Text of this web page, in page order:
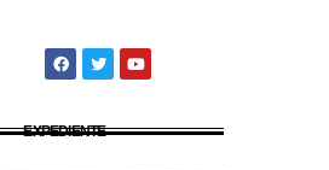
EXPEDIENTE